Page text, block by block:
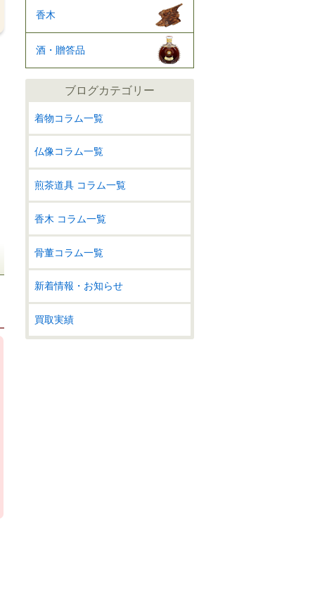
香木
酒・贈答品
ブログカテゴリー
着物コラム一覧
仏像コラム一覧
煎茶道具 コラム一覧
香木 コラム一覧
骨董コラム一覧
新着情報・お知らせ
買取実績